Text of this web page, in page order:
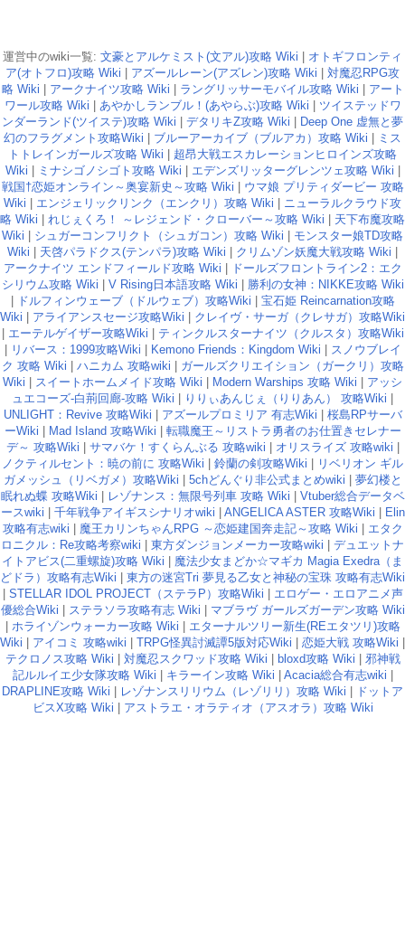
運営中のwiki一覧: 文豪とアルケミスト(文アル)攻略 Wiki
オトギフロンティ
ア(オトフロ)攻略 Wiki
アズールレーン(アズレン)攻略 Wiki
対魔忍RPG攻
略 Wiki
アークナイツ攻略 Wiki ラングリッサーモバイル攻略 Wiki
アート
ワール攻略 Wiki
あやかしランブル！(あやらぶ)攻略 Wiki
ツイステッドワ
ンダーランド(ツイステ)攻略 Wiki
デタリキZ攻略 Wiki
Deep One 虚無と夢
幻のフラグメント攻略Wiki
ブルーアーカイブ（ブルアカ）攻略 Wiki
ミス
トトレインガールズ攻略 Wiki
超昂大戦エスカレーションヒロインズ攻略
Wiki
ミナシゴノシゴト攻略 Wiki エデンズリッターグレンツェ攻略 Wiki
戦国†恋姫オンライン～奥宴新史～攻略 Wiki
ウマ娘 プリティダービー 攻略
Wiki
エンジェリックリンク（エンクリ）攻略 Wiki
ニューラルクラウド攻
略 Wiki
れじぇくろ！ ～レジェンド・クローバー～攻略 Wiki
天下布魔攻略
Wiki
シュガーコンフリクト（シュガコン）攻略 Wiki
モンスター娘TD攻略
Wiki
天啓パラドクス(テンパラ)攻略 Wiki クリムゾン妖魔大戦攻略 Wiki
アークナイツ エンドフィールド攻略 Wiki
ドールズフロントライン2：エク
シリウム攻略 Wiki
V Rising日本語攻略 Wiki
勝利の女神：NIKKE攻略 Wiki
ドルフィンウェーブ（ドルウェブ）攻略Wiki
宝石姫 Reincarnation攻略
Wiki
アライアンスセージ攻略Wiki
クレイヴ・サーガ（クレサガ）攻略Wiki
エーテルゲイザー攻略Wiki
ティンクルスターナイツ（クルスタ）攻略Wiki
リバース：1999攻略Wiki Kemono Friends：Kingdom Wiki
スノウブレイ
ク 攻略 Wiki
ハニカム 攻略wiki
ガールズクリエイション（ガークリ）攻略
Wiki
スイートホームメイド攻略 Wiki Modern Warships 攻略 Wiki
アッシ
ュエコーズ-白荊回廊-攻略 Wiki
りりぃあんじぇ（りりあん） 攻略Wiki
UNLIGHT：Revive 攻略Wiki
アズールプロミリア 有志Wiki
桜島RPサーバ
ーWiki
Mad Island 攻略Wiki
転職魔王～リストラ勇者のお仕置きセレナー
デ～ 攻略Wiki
サマバケ！すくらんぶる 攻略wiki オリスライズ 攻略wiki
ノクティルセント：暁の前に 攻略Wiki
鈴蘭の剣攻略Wiki
リベリオン ギル
ガメッシュ（リベガメ）攻略Wiki
5chどんぐり非公式まとめwiki
夢幻楼と
眠れぬ蝶 攻略Wiki
レゾナンス：無限号列車 攻略 Wiki
Vtuber総合データベ
ースwiki
千年戦争アイギスシナリオwiki ANGELICA ASTER 攻略Wiki
Elin
攻略有志wiki
魔王カリンちゃんRPG ～恋姫建国奔走記～攻略 Wiki
エタク
ロニクル：Re攻略考察wiki
東方ダンジョンメーカー攻略wiki
デュエットナ
イトアビス(二重螺旋)攻略 Wiki
魔法少女まどか☆マギカ Magia Exedra（ま
どドラ）攻略有志Wiki
東方の迷宮Tri 夢見る乙女と神秘の宝珠 攻略有志Wiki
STELLAR IDOL PROJECT（ステラP）攻略Wiki
エロゲー・エロアニメ声
優総合Wiki
ステラソラ攻略有志 Wiki
マブラヴ ガールズガーデン攻略 Wiki
ホライゾンウォーカー攻略 Wiki
エターナルツリー新生(REエタツリ)攻略
Wiki
アイコミ 攻略wiki TRPG怪異討滅譚5版対応Wiki 恋姫大戦 攻略Wiki
テクロノス攻略 Wiki
対魔忍スクワッド攻略 Wiki bloxd攻略 Wiki
邪神戦
記ルルイエ少女隊攻略 Wiki
キラーイン攻略 Wiki Acacia総合有志wiki
DRAPLINE攻略 Wiki
レゾナンスリリウム（レゾリリ）攻略 Wiki
ドットア
ビスX攻略 Wiki
アストラエ・オラティオ（アスオラ）攻略 Wiki